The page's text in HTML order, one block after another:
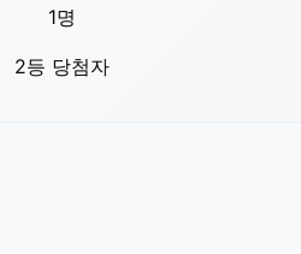
1명
2등 당첨자